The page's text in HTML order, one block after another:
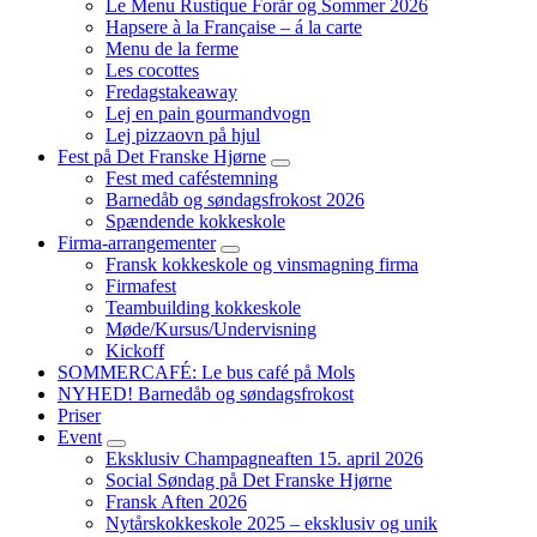
child
menu
Le Menu Rustique Forår og Sommer 2026
Hapsere à la Française – á la carte
Menu de la ferme
Les cocottes
Fredagstakeaway
Lej en pain gourmandvogn
Lej pizzaovn på hjul
Fest på Det Franske Hjørne
expand
child
menu
Fest med caféstemning
Barnedåb og søndagsfrokost 2026
Spændende kokkeskole
Firma-arrangementer
expand
child
Fransk kokkeskole og vinsmagning firma
Firmafest
Teambuilding kokkeskole​
Møde/Kursus/Undervisning
Kickoff
SOMMERCAFÉ: Le bus café på Mols
NYHED! Barnedåb og søndagsfrokost
Priser
Event
expand
child
menu
Eksklusiv Champagneaften 15. april 2026
Social Søndag på Det Franske Hjørne
Fransk Aften 2026
Nytårskokkeskole 2025 – eksklusiv og unik